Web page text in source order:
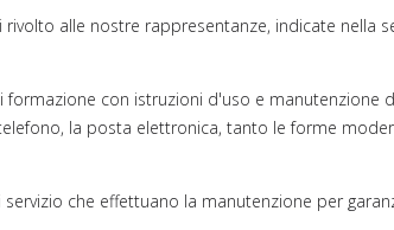
alle nostre rappresentanze, indicate nella
con istruzioni d'uso e manutenzione
la posta elettronica, tanto le forme
che effettuano la manutenzione per